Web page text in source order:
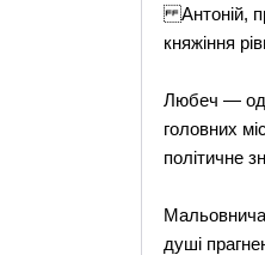
Антоній,
княжіння
Любеч —
головних
політичне
Мальовнича
душі